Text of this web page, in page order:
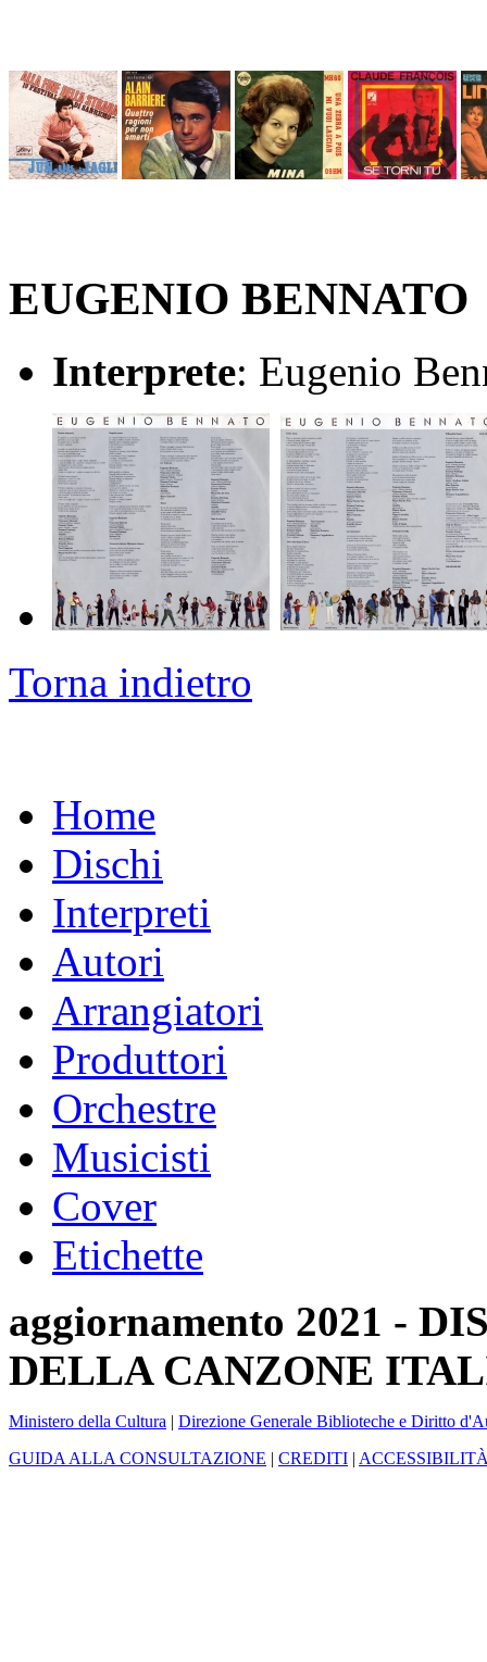
EUGENIO BENNATO
Interprete: Eugenio
Torna indietro
Home
Dischi
Interpreti
Autori
Arrangiatori
Produttori
Orchestre
Musicisti
Cover
Etichette
aggiornamento 2021 -
DELLA CANZONE
Ministero della Cultura | Direzione Generale Biblioteche e Diritto
GUIDA ALLA CONSULTAZIONE | CREDITI |